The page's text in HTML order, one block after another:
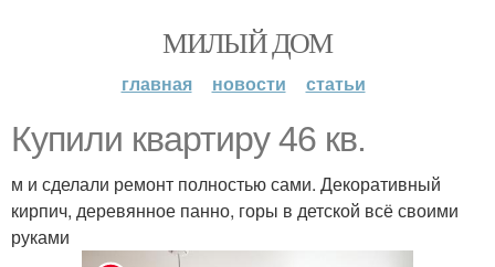
МИЛЫЙ ДОМ
главная новости статьи
Купили квартиру 46 кв.
м и сделали ремонт полностью сами. Декоративный
кирпич, деревянное панно, горы в детской всё своими
руками